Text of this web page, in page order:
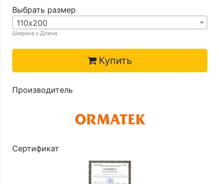
Выбрать размер
110х200
Ширина х Длина
Купить
Производитель
Сертификат